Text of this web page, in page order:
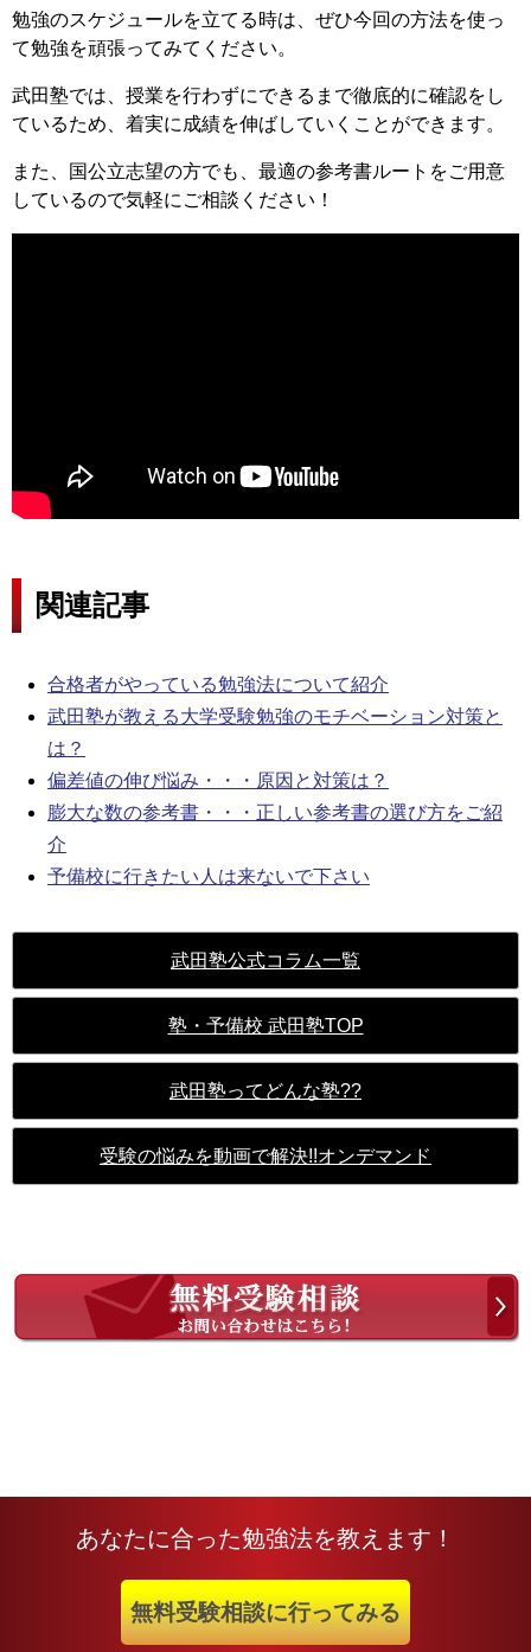
勉強のスケジュールを立てる時は、ぜひ今回の方法を使っ
て勉強を頑張ってみてください。
武田塾では、授業を行わずにできるまで徹底的に確認をし
ているため、着実に成績を伸ばしていくことができます。
また、国公立志望の方でも、最適の参考書ルートをご用意
しているので気軽にご相談ください！
関連記事
合格者がやっている勉強法について紹介
武田塾が教える大学受験勉強のモチベーション対策と
は？
偏差値の伸び悩み・・・原因と対策は？
膨大な数の参考書・・・正しい参考書の選び方をご紹
介
予備校に行きたい人は来ないで下さい
武田塾公式コラム一覧
塾・予備校 武田塾TOP
武田塾ってどんな塾??
受験の悩みを動画で解決!!オンデマンド
あなたに合った勉強法を教えます！
無料受験相談に行ってみる